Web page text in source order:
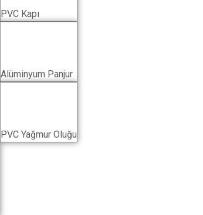
PVC Kapı
Alüminyum Panjur
PVC Yağmur Oluğu